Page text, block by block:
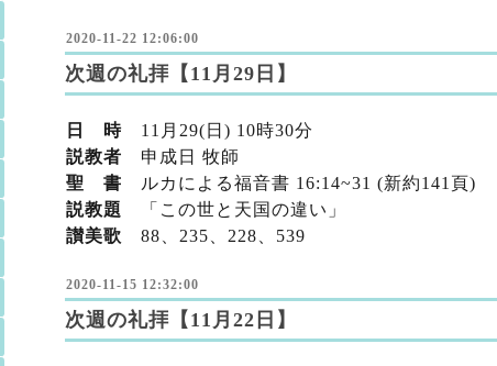
2020-11-22 12:06:00
次週の礼拝【11月29日】
日 時 11月29(日) 10時30分
説教者 申成日 牧師
聖 書 ルカによる福音書 16:14~31 (新約141頁)
説教題
「この世と天国の違い」
讃美歌 88、235 、228 、539
2020-11-15 12:32:00
次週の礼拝【11月22日】